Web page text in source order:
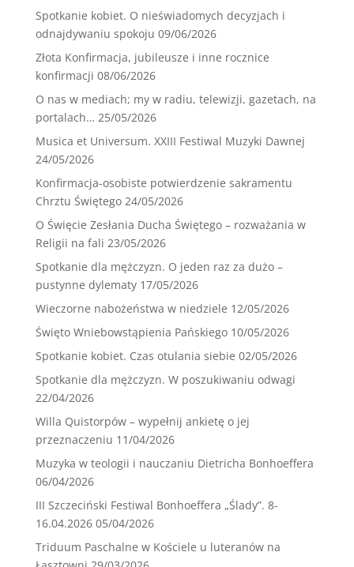
Spotkanie kobiet. O nieświadomych decyzjach i
odnajdywaniu spokoju 09/06/2026
Złota Konfirmacja, jubileusze i inne rocznice
konfirmacji 08/06/2026
O nas w mediach; my w radiu, telewizji, gazetach, na
portalach… 25/05/2026
Musica et Universum. XXIII Festiwal Muzyki Dawnej
24/05/2026
Konfirmacja-osobiste potwierdzenie sakramentu
Chrztu Świętego 24/05/2026
O Święcie Zesłania Ducha Świętego – rozważania w
Religii na fali 23/05/2026
Spotkanie dla mężczyzn. O jeden raz za dużo –
pustynne dylematy 17/05/2026
Wieczorne nabożeństwa w niedziele 12/05/2026
Święto Wniebowstąpienia Pańskiego 10/05/2026
Spotkanie kobiet. Czas otulania siebie 02/05/2026
Spotkanie dla mężczyzn. W poszukiwaniu odwagi
22/04/2026
Willa Quistorpów – wypełnij ankietę o jej
przeznaczeniu 11/04/2026
Muzyka w teologii i nauczaniu Dietricha Bonhoeffera
06/04/2026
III Szczeciński Festiwal Bonhoeffera „Ślady”. 8-
16.04.2026 05/04/2026
Triduum Paschalne w Kościele u luteranów na